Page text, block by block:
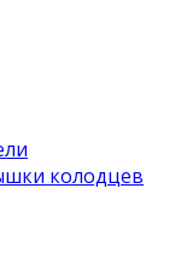
колодцев